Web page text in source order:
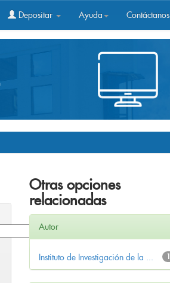
Depositar Ayuda Contáctanos
Otras opciones
relacionadas
Autor
1
Instituto de Investigación de la ...